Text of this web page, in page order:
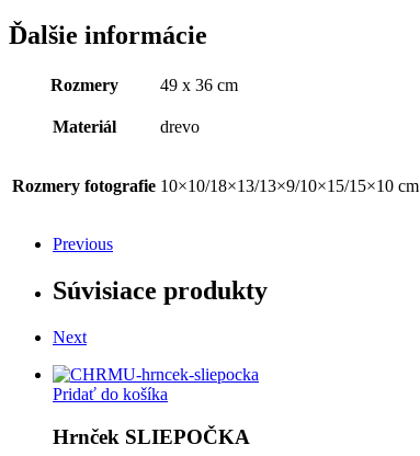
Ďalšie informácie
Rozmery 49 x 36 cm
Materiál drevo
Rozmery fotografie 10×10/18×13/13×9/10×15/15×10 cm
Previous
Súvisiace produkty
Next
Pridať do košíka
Hrnček SLIEPOČKA